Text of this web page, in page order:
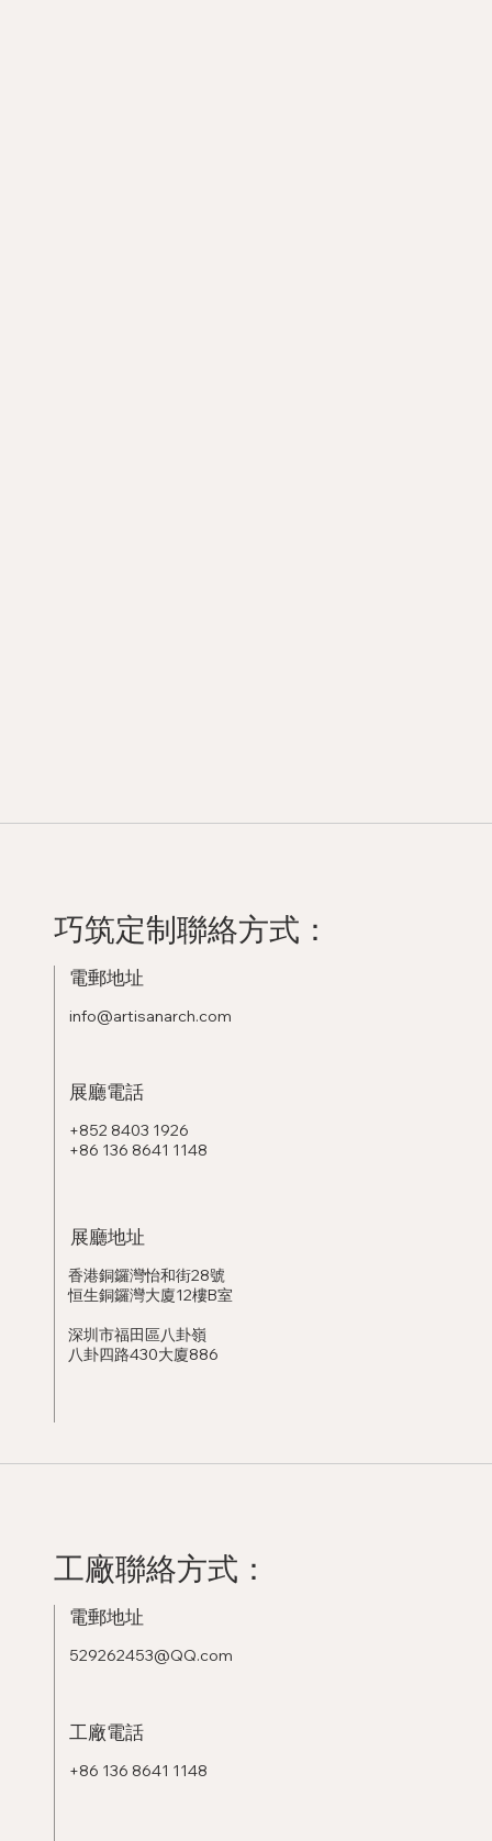
巧筑定制聯絡方式：
展廳地址
香港銅鑼灣怡和街28號
恒生銅鑼灣大廈12樓B室
深圳市福田區八卦嶺
八卦四路430大廈886
展廳電話
+852 8403 1926
+86 136 8641 1148
電郵地址
info@artisanarch.com
工廠聯絡方式：
工廠電話
+86 136 8641 1148
電郵地址
529262453@QQ.com